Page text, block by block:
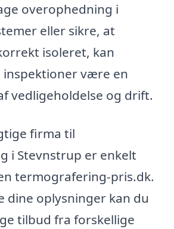
overophedning i
eller sikre, at
isoleret, kan
være en
vedligeholdelse og drift.
firma til
i Stevnstrup er enkelt
termografering-pris.dk.
dine oplysninger kan du
tilbud fra forskellige